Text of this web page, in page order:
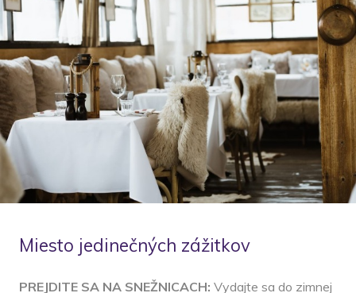
Miesto jedinečných zážitkov
PREJDITE SA NA SNEŽNICACH: Vydajte sa do zimnej